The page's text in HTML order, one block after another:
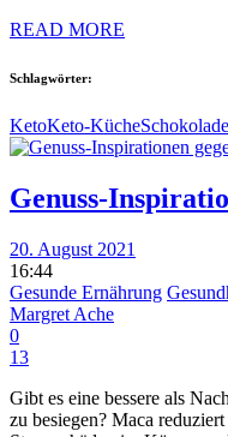
READ MORE
Schlagwörter:
KetoKeto-KücheSchokolade
Genuss-
20. August 2021
16:44
Gesunde Ernährung
Margret Ache
0
13
Gibt es eine bessere als
zu besiegen? Maca